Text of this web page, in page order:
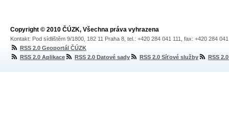
Copyright © 2010 ČÚZK, Všechna práva vyhrazena
Kontakt: Pod sídlištěm 9/1800, 182 11 Praha 8, tel.: +420 284 041 111, fax: +420 284
RSS 2.0 Geoportál ČÚZK
RSS 2.0 Aplikace
RSS 2.0 Datové sady RSS 2.0 Síťové služby RSS